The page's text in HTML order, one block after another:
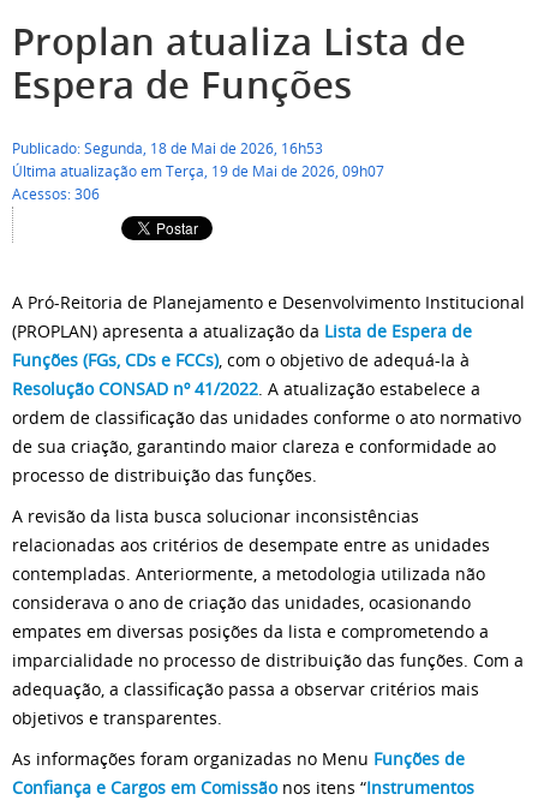
Proplan atualiza Lista de
Espera de Funções
Publicado: Segunda, 18 de Mai de 2026, 16h53
Última atualização em Terça, 19 de Mai de 2026, 09h07
Acessos: 306
A Pró-Reitoria de Planejamento e Desenvolvimento Institucional
(PROPLAN) apresenta a atualização da Lista de Espera de
Funções (FGs, CDs e FCCs), com o objetivo de adequá-la à
Resolução CONSAD nº 41/2022. A atualização estabelece a
ordem de classificação das unidades conforme o ato normativo
de sua criação, garantindo maior clareza e conformidade ao
processo de distribuição das funções.
A revisão da lista busca solucionar inconsistências
relacionadas aos critérios de desempate entre as unidades
contempladas. Anteriormente, a metodologia utilizada não
considerava o ano de criação das unidades, ocasionando
empates em diversas posições da lista e comprometendo a
imparcialidade no processo de distribuição das funções. Com a
adequação, a classificação passa a observar critérios mais
objetivos e transparentes.
As informações foram organizadas no Menu Funções de
Confiança e Cargos em Comissãonos itens “Instrumentos